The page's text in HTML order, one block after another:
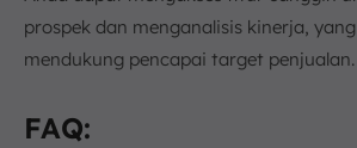
prospek dan menganalisis kinerja,
mendukung pencapai target penjualan.
FAQ: